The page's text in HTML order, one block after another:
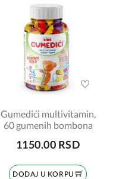
Gumedići multivitamin,
60 gumenih bombona
1150.00 RSD
DODAJ U KORPU